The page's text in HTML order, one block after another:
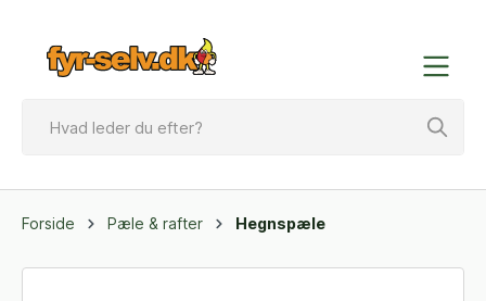
Forside Pæle & rafter Hegnspæle